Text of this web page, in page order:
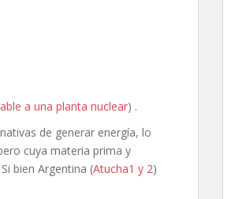
a una planta nuclear) .
de generar energía, lo
cuya materia prima y
bien Argentina (Atucha1 y 2)